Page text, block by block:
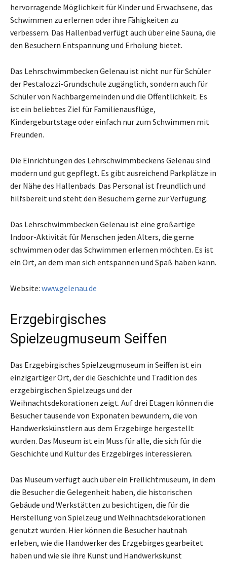
hervorragende Möglichkeit für Kinder und Erwachsene, das
Schwimmen zu erlernen oder ihre Fähigkeiten zu
verbessern. Das Hallenbad verfügt auch über eine Sauna, die
den Besuchern Entspannung und Erholung bietet.
Das Lehrschwimmbecken Gelenau ist nicht nur für Schüler
der Pestalozzi-Grundschule zugänglich, sondern auch für
Schüler von Nachbargemeinden und die Öffentlichkeit. Es
ist ein beliebtes Ziel für Familienausflüge,
Kindergeburtstage oder einfach nur zum Schwimmen mit
Freunden.
Die Einrichtungen des Lehrschwimmbeckens Gelenau sind
modern und gut gepflegt. Es gibt ausreichend Parkplätze in
der Nähe des Hallenbads. Das Personal ist freundlich und
hilfsbereit und steht den Besuchern gerne zur Verfügung.
Das Lehrschwimmbecken Gelenau ist eine großartige
Indoor-Aktivität für Menschen jeden Alters, die gerne
schwimmen oder das Schwimmen erlernen möchten. Es ist
ein Ort, an dem man sich entspannen und Spaß haben kann.
Website: www.gelenau.de
Erzgebirgisches
Spielzeugmuseum Seiffen
Das Erzgebirgisches Spielzeugmuseum in Seiffen ist ein
einzigartiger Ort, der die Geschichte und Tradition des
erzgebirgischen Spielzeugs und der
Weihnachtsdekorationen zeigt. Auf drei Etagen können die
Besucher tausende von Exponaten bewundern, die von
Handwerkskünstlern aus dem Erzgebirge hergestellt
wurden. Das Museum ist ein Muss für alle, die sich für die
Geschichte und Kultur des Erzgebirges interessieren.
Das Museum verfügt auch über ein Freilichtmuseum, in dem
die Besucher die Gelegenheit haben, die historischen
Gebäude und Werkstätten zu besichtigen, die für die
Herstellung von Spielzeug und Weihnachtsdekorationen
genutzt wurden. Hier können die Besucher hautnah
erleben, wie die Handwerker des Erzgebirges gearbeitet
haben und wie sie ihre Kunst und Handwerkskunst